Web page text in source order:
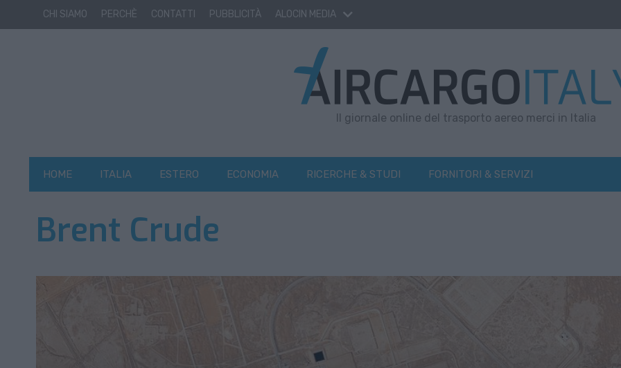
CHI SIAMO PERCHÈ CONTATTI PUBBLICITÀ ALOCIN MEDIA
Il giornale online del trasporto aereo merci in Italia
HOME ITALIA ESTERO ECONOMIA RICERCHE & STUDI FORNITORI & SERVIZI
Brent Crude